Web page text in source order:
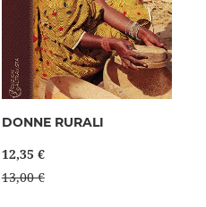
DONNE RURALI
12,35 €
13,00 €